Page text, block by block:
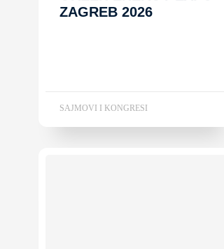
ZAGREB 2026
SAJMOVI I KONGRESI